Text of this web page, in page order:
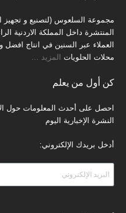
مجموعة السلعوس (لتصنيع و تجهيز
المنتشرة داخل المملكة الاردنية
العملاء عبر السنين في انتاج
محلات الحلويات المزيد
كن أول من يعلم
احصل على أحدث المعلومات حول
النشرة الإخبارية اليوم
أدخل بريدك الإلكتروني: